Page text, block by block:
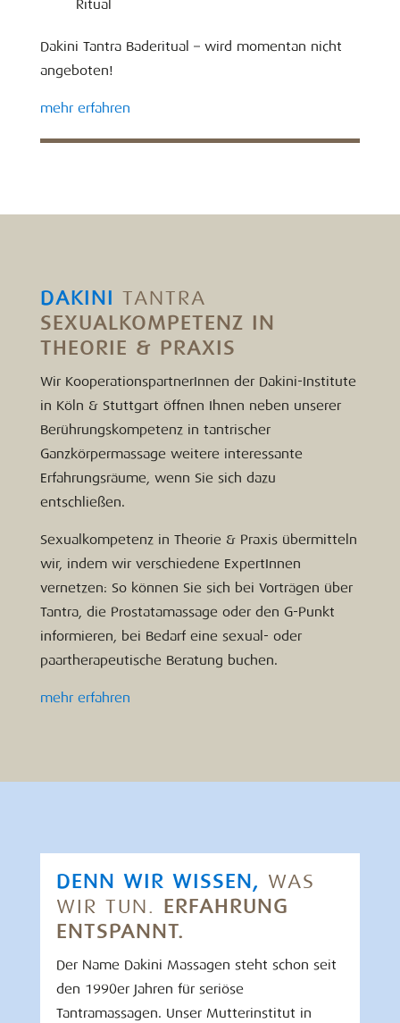
Ritual
Dakini Tantra Baderitual – wird momentan nicht
angeboten!
mehr erfahren
DAKINI TANTRA
SEXUALKOMPETENZ IN
THEORIE & PRAXIS
Wir KooperationspartnerInnen der Dakini-Institute
in Köln & Stuttgart öffnen Ihnen neben unserer
Berührungskompetenz in tantrischer
Ganzkörpermassage weitere interessante
Erfahrungsräume, wenn Sie sich dazu
entschließen.
Sexualkompetenz in Theorie & Praxis übermitteln
wir, indem wir verschiedene ExpertInnen
vernetzen: So können Sie sich bei Vorträgen über
Tantra, die Prostatamassage oder den G-Punkt
informieren, bei Bedarf eine sexual- oder
paartherapeutische Beratung buchen.
mehr erfahren
DENN WIR WISSEN, WAS
WIR TUN. ERFAHRUNG
ENTSPANNT.
Der Name Dakini Massagen steht schon seit
den 1990er Jahren für seriöse
Tantramassagen. Unser Mutterinstitut in